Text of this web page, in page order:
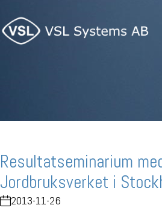
Resultatseminarium
Jordbruksverket i
2013-11-26